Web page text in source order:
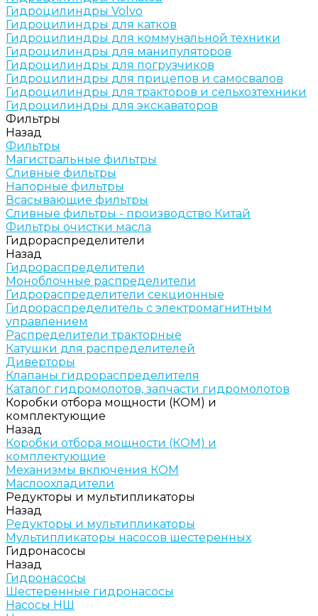
Гидроцилиндры Volvo
Гидроцилиндры для катков
Гидроцилиндры для коммунальной техники
Гидроцилиндры для манипуляторов
Гидроцилиндры для погрузчиков
Гидроцилиндры для прицепов и самосвалов
Гидроцилиндры для тракторов и сельхозтехники
Гидроцилиндры для экскаваторов
Фильтры
Назад
Фильтры
Магистральные фильтры
Сливные фильтры
Напорные фильтры
Всасывающие фильтры
Сливные фильтры - производство Китай
Фильтры очистки масла
Гидрораспределители
Назад
Гидрораспределители
Моноблочные распределители
Гидрораспределители секционные
Гидрораспределитель с электромагнитным
управлением
Распределители тракторные
Катушки для распределителей
Диверторы
Клапаны гидрораспределителя
Каталог гидромолотов, запчасти гидромолотов
Коробки отбора мощности (КОМ) и
комплектующие
Назад
Коробки отбора мощности (КОМ) и
комплектующие
Механизмы включения КОМ
Маслоохладители
Редукторы и мультипликаторы
Назад
Редукторы и мультипликаторы
Мультипликаторы насосов шестеренных
Гидронасосы
Назад
Гидронасосы
Шестеренные гидронасосы
Насосы НШ